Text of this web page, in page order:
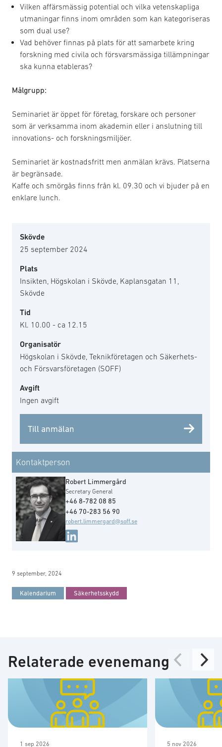
Vilken affärsmässig potential och vilka vetenskapliga
utmaningar finns inom områden som kan kategoriseras
som dual use?
Vad behöver finnas på plats för att samarbete kring
forskning med civila och försvarsmässiga tillämpningar
ska kunna etableras?
Målgrupp:
Seminariet är öppet för företag, forskare och personer
som är verksamma inom akademin eller i anslutning till
innovations- och forskningsmiljöer.
Seminariet är kostnadsfritt men anmälan krävs. Platserna
är begränsade.
Kaffe och smörgås finns från kl. 09.30 och vi bjuder på en
enklare lunch.
Skövde
25 september 2024
Plats
Insikten, Högskolan i Skövde, Kaplansgatan 11,
Skövde
Tid
Kl. 10.00 - ca 12.15
Organisatör
Högskolan i Skövde, Teknikföretagen och Säkerhets-
och Försvarsföretagen (SOFF)
Avgift
Ingen avgift
Till anmälan
Kontaktperson
Robert Limmergård
Secretary General
+46 8-782 08 85
+46 70-283 56 90
robert.limmergard@soff.se
9 september, 2024
Kalendarium Säkerhetsskydd
Relaterade evenemang
1 sep 2026 5 nov 2026